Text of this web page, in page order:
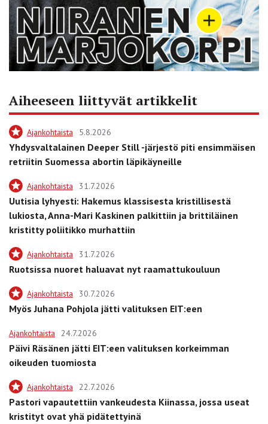
Aiheeseen liittyvät artikkelit
Ajankohtaista 5.8.2026
Yhdysvaltalainen Deeper Still -järjestö piti ensimmäisen
retriitin Suomessa abortin läpikäyneille
Ajankohtaista 31.7.2026
Uutisia lyhyesti: Hakemus klassisesta kristillisestä
lukiosta, Anna-Mari Kaskinen palkittiin ja brittiläinen
kristitty poliitikko murhattiin
Ajankohtaista 31.7.2026
Ruotsissa nuoret haluavat nyt raamattukouluun
Ajankohtaista 30.7.2026
Myös Juhana Pohjola jätti valituksen EIT:een
Ajankohtaista 24.7.2026
Päivi Räsänen jätti EIT:een valituksen korkeimman
oikeuden tuomiosta
Ajankohtaista 22.7.2026
Pastori vapautettiin vankeudesta Kiinassa, jossa useat
kristityt ovat yhä pidätettyinä